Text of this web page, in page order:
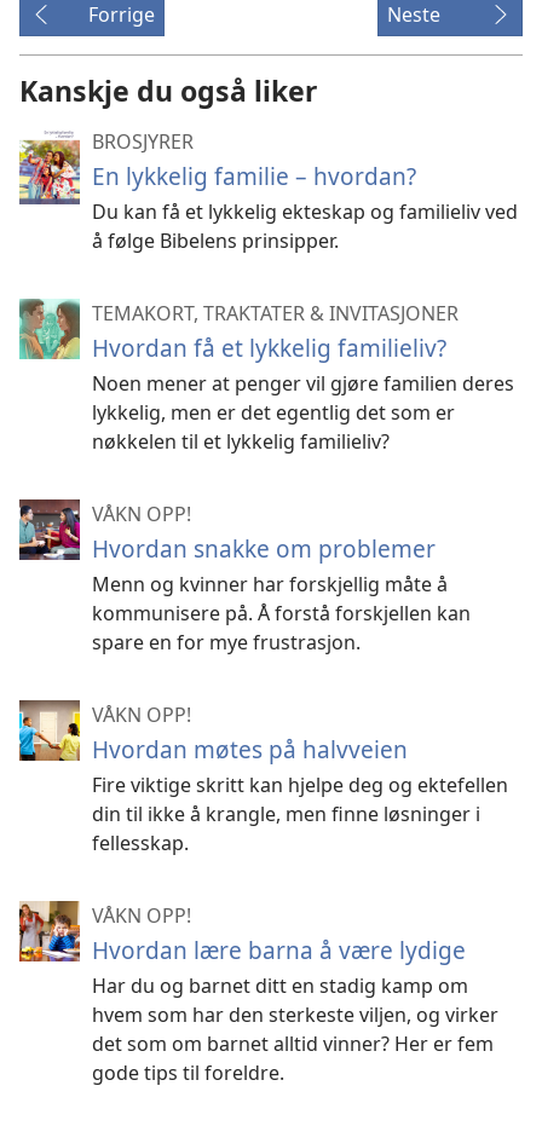
Forrige Neste
Kanskje du også liker
BROSJYRER
En lykkelig familie – hvordan?
Du kan få et lykkelig ekteskap og familieliv ved
å følge Bibelens prinsipper.
TEMAKORT, TRAKTATER & INVITASJONER
Hvordan få et lykkelig familieliv?
Noen mener at penger vil gjøre familien deres
lykkelig, men er det egentlig det som er
nøkkelen til et lykkelig familieliv?
VÅKN OPP!
Hvordan snakke om problemer
Menn og kvinner har forskjellig måte å
kommunisere på. Å forstå forskjellen kan
spare en for mye frustrasjon.
VÅKN OPP!
Hvordan møtes på halvveien
Fire viktige skritt kan hjelpe deg og ektefellen
din til ikke å krangle, men finne løsninger i
fellesskap.
VÅKN OPP!
Hvordan lære barna å være lydige
Har du og barnet ditt en stadig kamp om
hvem som har den sterkeste viljen, og virker
det som om barnet alltid vinner? Her er fem
gode tips til foreldre.